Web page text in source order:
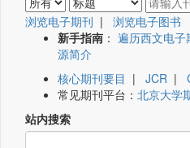
浏览电子期刊 | 浏览电子图书
新手指南 ： 遍历西文电子
源简介
核心期刊要目 | JCR |
常见期刊平台： 北京大学
站内搜索